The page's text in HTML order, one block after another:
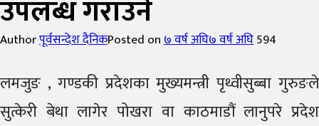
उपलब्ध गराउने
Authorपूर्वसन्देश दैनिकPosted on७ वर्ष अघि७ वर्ष अघि594
लमजुङ , गण्डकी प्रदेशका मुख्यमन्त्री पृथ्वीसुब्बा गुरुङले
सुत्केरी बेथा लागेर पोखरा वा काठमाडौं लानुपरे प्रदेश